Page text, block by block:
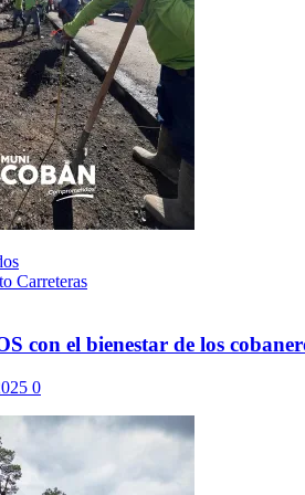
Carreteras
con el bienestar de los
0